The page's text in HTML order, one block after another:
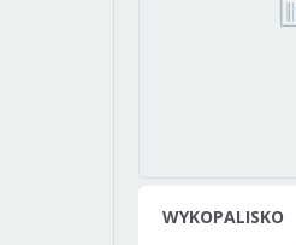
WYKOPALISKO